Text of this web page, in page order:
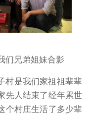
们兄弟姐妹合影
村是我们家祖祖辈辈
先人结束了经年累世
个村庄生活了多少辈